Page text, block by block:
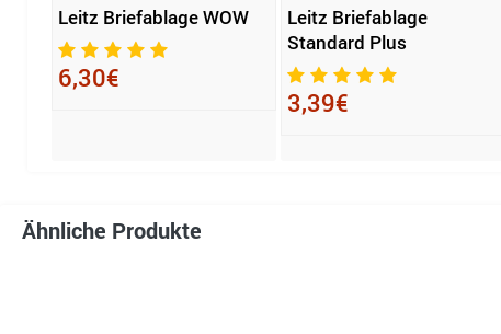
Leitz Briefablage WOW
6,30€
Leitz Briefablage
Standard Plus
3,39€
Ähnliche Produkte